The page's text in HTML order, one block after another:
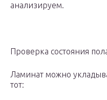
анализируем.
Проверка состояния
Ламинат можно
тот: